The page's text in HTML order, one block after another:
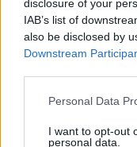
disclosure of your
IAB’s list of
also be disclosed by
Downstream
Personal Data
I want to opt-out
personal data.
hogy a
a levegőt
A
ezzel vagy